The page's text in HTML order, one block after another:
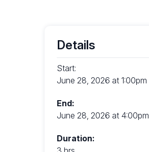
Details
Start:
June 28, 2026 at 1:00pm
End:
June 28, 2026 at 4:00pm
Duration: